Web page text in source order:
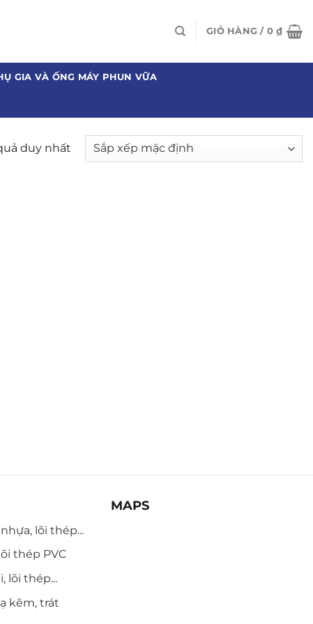
GIỎ HÀNG / 0₫
GIA VÀ ỐNG MÁY PHUN VỮA
duy nhất
lõi thép...
thép PVC
lõi thép...
kẽm, trát
MAPS